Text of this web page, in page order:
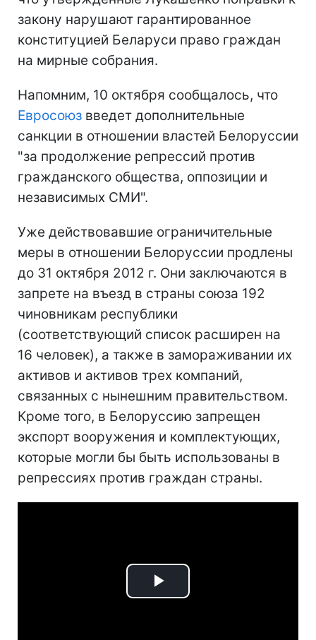
закону нарушают гарантированное
конституцией Беларуси право граждан
на мирные собрания.
Напомним, 10 октября сообщалось, что
Евросоюз введет дополнительные
санкции в отношении властей Белоруссии
"за продолжение репрессий против
гражданского общества, оппозиции и
независимых СМИ".
Уже действовавшие ограничительные
меры в отношении Белоруссии продлены
до 31 октября 2012 г. Они заключаются в
запрете на въезд в страны союза 192
чиновникам республики
(соответствующий список расширен на
16 человек), а также в замораживании их
активов и активов трех компаний,
связанных с нынешним правительством.
Кроме того, в Белоруссию запрещен
экспорт вооружения и комплектующих,
которые могли бы быть использованы в
репрессиях против граждан страны.
Play